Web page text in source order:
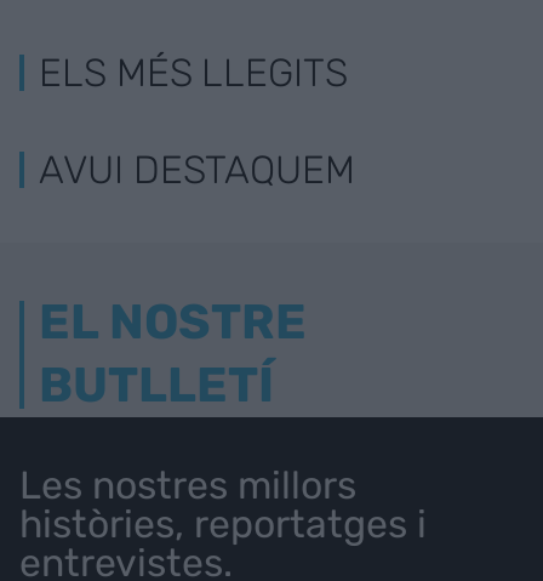
ELS MÉS LLEGITS
AVUI DESTAQUEM
EL NOSTRE
BUTLLETÍ
Les nostres millors
històries, reportatges i
entrevistes.